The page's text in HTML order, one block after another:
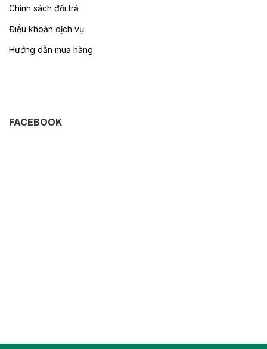
Chính sách đổi trả
Điều khoản dịch vụ
Hướng dẫn mua hàng
FACEBOOK